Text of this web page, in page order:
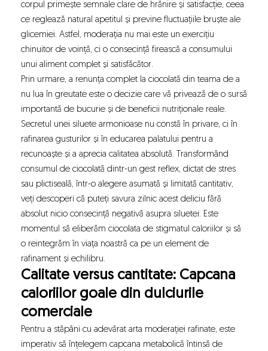
corpul primește semnale clare de hrănire și satisfacție, ceea
ce reglează natural apetitul și previne fluctuațiile bruște ale
glicemiei. Astfel, moderația nu mai este un exercițiu
chinuitor de voință, ci o consecință firească a consumului
unui aliment complet și satisfăcător.
Prin urmare, a renunța complet la ciocolată din teama de a
nu lua în greutate este o decizie care vă privează de o sursă
importantă de bucurie și de beneficii nutriționale reale.
Secretul unei siluete armonioase nu constă în privare, ci în
rafinarea gusturilor și în educarea palatului pentru a
recunoaște și a aprecia calitatea absolută. Transformând
consumul de ciocolată dintr-un gest reflex, dictat de stres
sau plictiseală, într-o alegere asumată și limitată cantitativ,
veți descoperi că puteți savura zilnic acest deliciu fără
absolut nicio consecință negativă asupra siluetei. Este
momentul să eliberăm ciocolata de stigmatul caloriilor și să
o reintegrăm în viața noastră ca pe un element de
rafinament și echilibru.
Calitate versus cantitate: Capcana
caloriilor goale din dulciurile
comerciale
Pentru a stăpâni cu adevărat arta moderației rafinate, este
imperativ să înțelegem capcana metabolică întinsă de